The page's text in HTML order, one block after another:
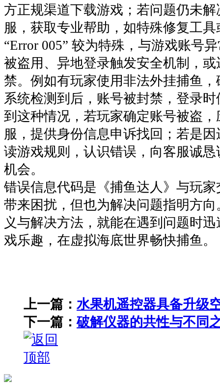
方正规渠道下载游戏；若问题仍未
服，获取专业帮助，如特殊修复工
“Error 005” 较为特殊，与游戏账号
被盗用、异地登录触发安全机制，
禁。例如有玩家使用非法外挂捕鱼
系统检测到后，账号被封禁，登录
到这种情况，若玩家确定账号被盗
服，提供身份信息申诉找回；若是
读游戏规则，认识错误，向客服诚
机会。​
错误信息代码是《捕鱼达人》与玩
带来困扰，但也为解决问题指明方
义与解决方法，就能在遇到问题时
戏乐趣，在虚拟海底世界畅快捕鱼。
上一篇：水果机遥控器具备升级
下一篇：破解仪器的共性与不同